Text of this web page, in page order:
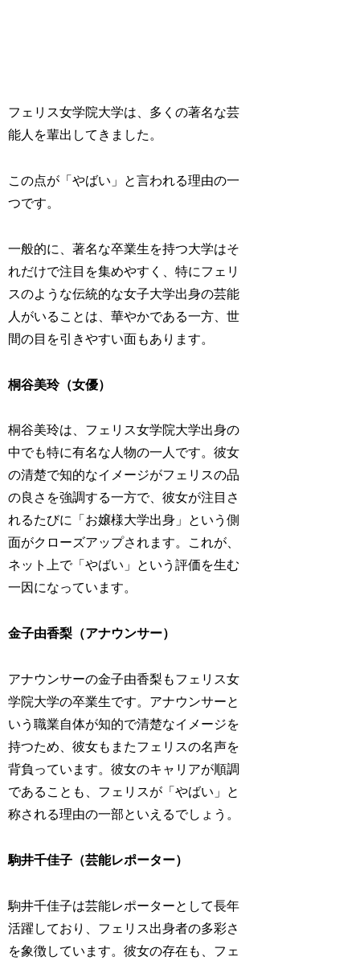
フェリス女学院大学は、多くの著名な芸
能人を輩出してきました。
この点が「やばい」と言われる理由の一
つです。
一般的に、著名な卒業生を持つ大学はそ
れだけで注目を集めやすく、特にフェリ
スのような伝統的な女子大学出身の芸能
人がいることは、華やかである一方、世
間の目を引きやすい面もあります。
桐谷美玲（女優）
桐谷美玲は、フェリス女学院大学出身の
中でも特に有名な人物の一人です。彼女
の清楚で知的なイメージがフェリスの品
の良さを強調する一方で、彼女が注目さ
れるたびに「お嬢様大学出身」という側
面がクローズアップされます。これが、
ネット上で「やばい」という評価を生む
一因になっています。
金子由香梨（アナウンサー）
アナウンサーの金子由香梨もフェリス女
学院大学の卒業生です。アナウンサーと
いう職業自体が知的で清楚なイメージを
持つため、彼女もまたフェリスの名声を
背負っています。彼女のキャリアが順調
であることも、フェリスが「やばい」と
称される理由の一部といえるでしょう。
駒井千佳子（芸能レポーター）
駒井千佳子は芸能レポーターとして長年
活躍しており、フェリス出身者の多彩さ
を象徴しています。彼女の存在も、フェ